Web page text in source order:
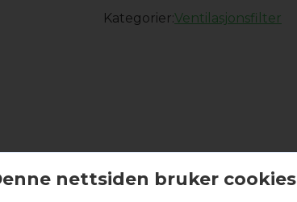
Kategorier:Ventilasjonsfilter
Produktbeskrivelse
nettsiden bruker cookies